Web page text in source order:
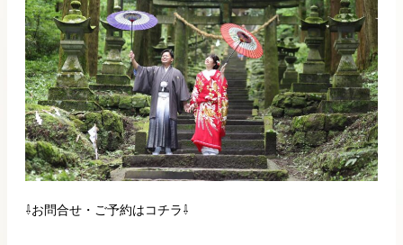
⇩お問合せ・ご予約はコチラ⇩